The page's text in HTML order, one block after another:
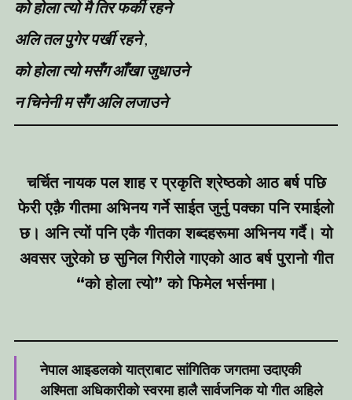
को होला त्यो मै तिर फर्की रहने
अलि तल पुगेर पर्खी रहने,
को होला त्यो मसँग आँखा जुधाउने
न चिनेनी म सँग अलि लजाउने
चर्चित नायक पल शाह र प्रकृति श्रेष्ठको आठ बर्ष पछि
फेरी एक़ै गीतमा अभिनय गर्ने साईत जुर्नु पक्का पनि रमाईलो
छ। अनि त्यों पनि एकै गीतका शब्दहरूमा अभिनय गर्दै। यो
अवसर जुरेको छ सुनिल गिरीले गाएको आठ बर्ष पुरानो गीत
“को होला त्यो” को फिमेल भर्सनमा।
नेपाल आइडलको यात्राबाट सांगितिक जगतमा उदाएकी
अश्मिता अधिकारीको स्वरमा हालै सार्वजनिक यो गीत अहिले